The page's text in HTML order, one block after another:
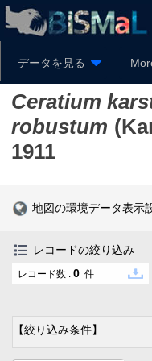
データを見る
Ceratium
robustum
1911
地図の環境データ表示
レコードの絞り込み
レコード数 : 0 件
【絞り込み条件】